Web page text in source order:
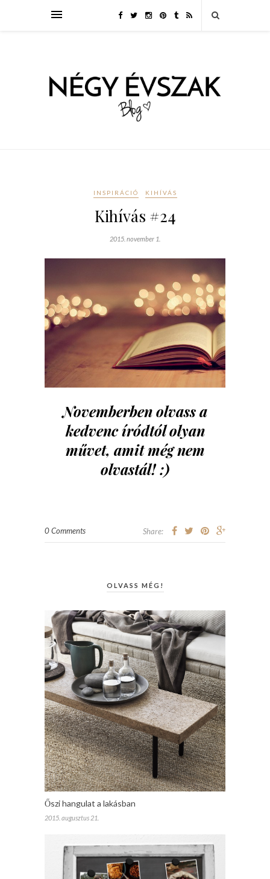
INSPIRÁCIÓ KIHÍVÁS
Kihívás #24
2015. november 1.
Novemberben olvass a
kedvenc íródtól olyan
művet, amit még nem
olvastál! :)
0 Comments Share:
OLVASS MÉG!
Őszi hangulat a lakásban
2015. augusztus 21.